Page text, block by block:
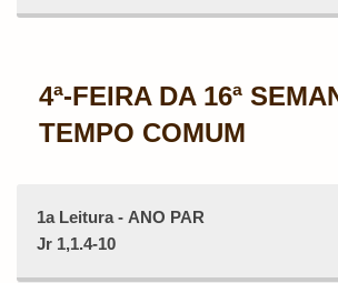
4ª-FEIRA DA 16ª
TEMPO COMUM
1a Leitura - ANO PAR
Jr 1,1.4-10